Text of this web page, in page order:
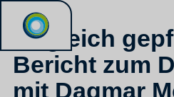
Ungleich
Bericht zum
mit Dagmar